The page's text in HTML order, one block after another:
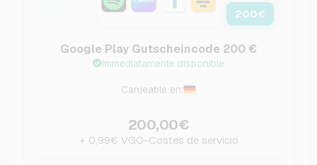
200€
Google Play Gutscheincode 200 €
Immediatamente disponible
Canjeable en:
200,00€
+ 0,99€ VGO-Costes de servicio